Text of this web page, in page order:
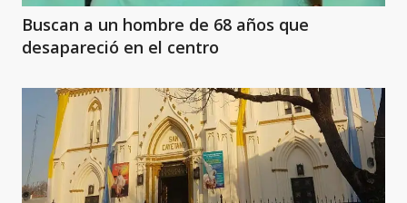
Buscan a un hombre de 68 años que
desapareció en el centro